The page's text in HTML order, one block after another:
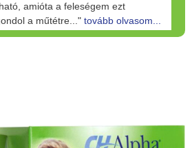
amióta a feleségem ezt
a műtétre..." tovább olvasom...